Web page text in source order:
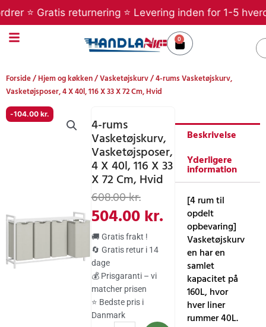
til
indholdet
Gratis returnering ⭐ Levering inden for 1-5 hverdage
0
Kurv
Forside/Hjem og køkken/Vasketøjskurv/ 4-rums Vasketøjskurv,
Vasketøjsposer, 4 X 40l, 116 X 33 X 72 Cm, Hvid
-104.00 kr.
4-rums
Vasketøjskurv,
Vasketøjsposer,
4 X 40l, 116 X 33
X 72 Cm, Hvid
608.00kr.Den
oprindelige
pris
var:
608.00 kr..
504.00kr.
Den
aktuelle
pris
504.00 kr..
🚚 Gratis frakt !
🔄 Gratis retur i 14
dage
💰 Prisgaranti – vi
matcher prisen
⭐ Bedste pris i
Danmark
Beskrivelse
Yderligere
information
[4 rum til
opdelt
opbevaring]
Vasketøjskurv
en har en
samlet
kapacitet på
160L, hvor
hver liner
rummer 40L.